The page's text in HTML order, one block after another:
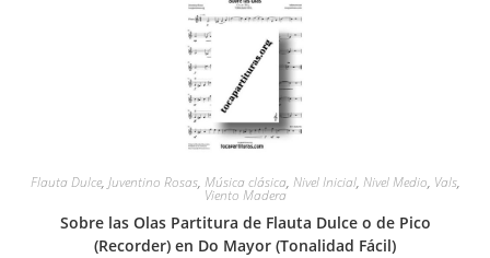
Flauta Dulce, Juventino Rosas, Música clásica, Nivel Inicial, Nivel Medio, Vals,
Viento Madera
Sobre las Olas Partitura de Flauta Dulce o de Pico
(Recorder) en Do Mayor (Tonalidad Fácil)